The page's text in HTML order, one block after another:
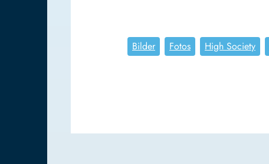
Bilder Fotos High Society